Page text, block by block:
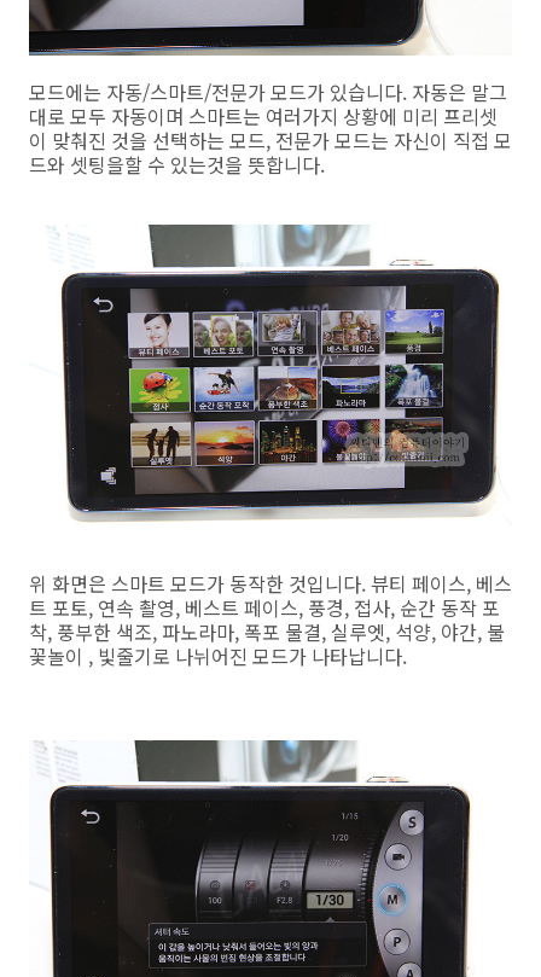
모드에는 자동/스마트/전문가 모드가 있습니다. 자동은 말그
대로 모두 자동이며 스마트는 여러가지 상황에 미리 프리셋
이 맞춰진 것을 선택하는 모드, 전문가 모드는 자신이 직접 모
드와 셋팅을할 수 있는것을 뜻합니다.
위 화면은 스마트 모드가 동작한 것입니다. 뷰티 페이스, 베스
트 포토, 연속 촬영, 베스트 페이스, 풍경, 접사, 순간 동작 포
착, 풍부한 색조, 파노라마, 폭포 물결, 실루엣, 석양, 야간, 불
꽃놀이 , 빛줄기로 나뉘어진 모드가 나타납니다.